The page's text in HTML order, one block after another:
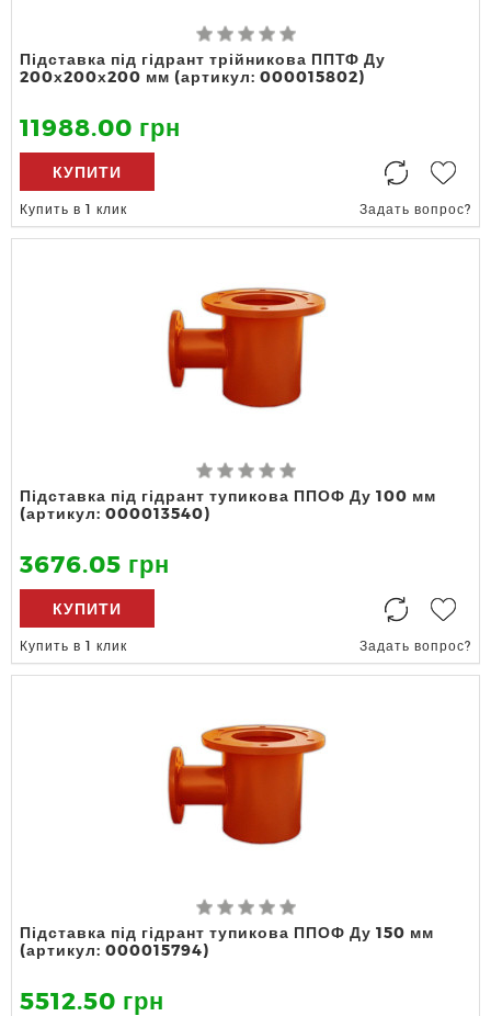
Підставка під гідрант трійникова ППТФ Ду
200х200х200 мм (артикул: 000015802)
11988.00 грн
КУПИТИ
Купить в 1 клик Задать вопрос?
Підставка під гідрант тупикова ППОФ Ду 100 мм
(артикул: 000013540)
3676.05 грн
КУПИТИ
Купить в 1 клик Задать вопрос?
Підставка під гідрант тупикова ППОФ Ду 150 мм
(артикул: 000015794)
5512.50 грн